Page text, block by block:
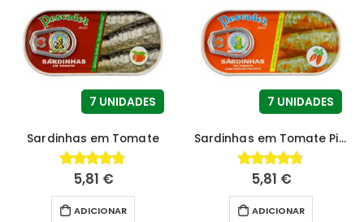
7 UNIDADES
Sardinhas em Tomate
4.79fora de 5
5,81 €
ADICIONAR
7 UNIDADES
Sardinhas em Tomate Picante
4.70fora de 5
5,81 €
ADICIONAR